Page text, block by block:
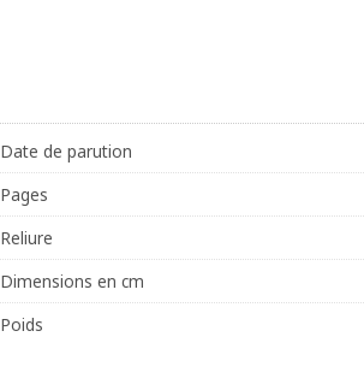
Date de parution
Pages
Reliure
Dimensions en cm
Poids